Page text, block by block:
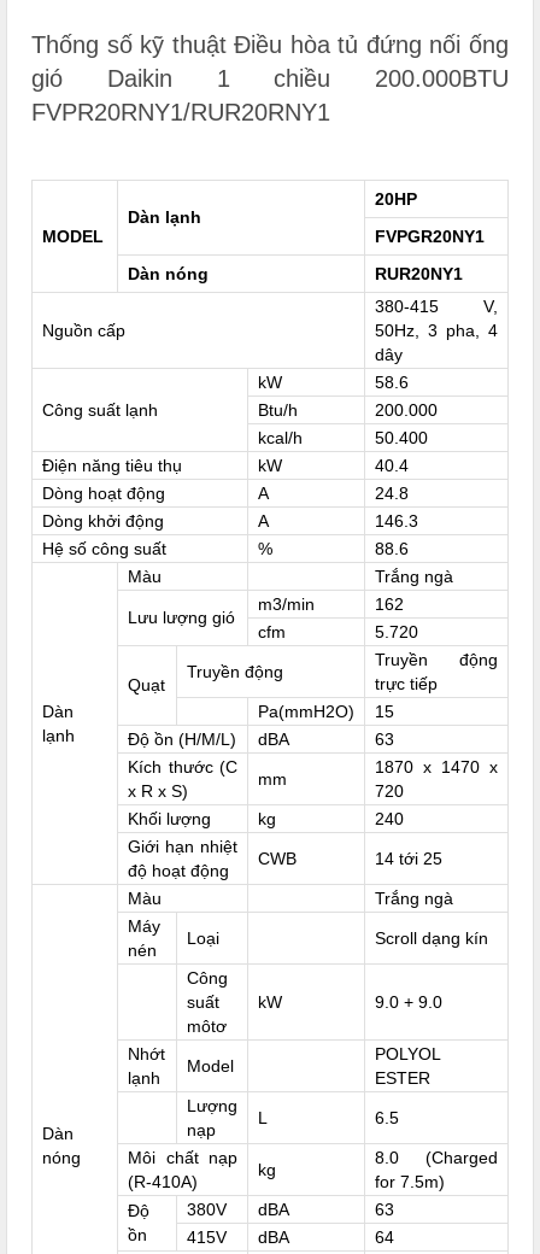
Thống số kỹ thuật Điều hòa tủ đứng nối ống
gió Daikin 1 chiều 200.000BTU
FVPR20RNY1/RUR20RNY1
MODEL
Dàn lạnh
20HP
FVPGR20NY1
Dàn nóng
RUR20NY1
Nguồn cấp
380-415 V,
50Hz, 3 pha, 4
dây
Công suất lạnh
kW
58.6
Btu/h
200.000
kcal/h
50.400
Điện năng tiêu thụ
kW
40.4
Dòng hoạt động
A
24.8
Dòng khởi động
A
146.3
Hệ số công suất
% 88.6
Dàn
lạnh
Màu Trắng ngà
Lưu lượng gió
m3/min
162
cfm
5.720
Quạt
Truyền động
Truyền động
trực tiếp
Pa(mmH2O)
15
Độ ồn (H/M/L)
dBA
63
Kích thước (C
x R x S)
mm
1870 x 1470 x
720
Khối lượng
kg
240
Giới hạn nhiệt
độ hoạt động
CWB 14 tới 25
Dàn
nóng
Màu
Trắng ngà
Máy
nén
Loại Scroll dạng kín
Công
suất
môtơ
kW 9.0 + 9.0
Nhớt
lạnh
Model
POLYOL
ESTER
Lượng
nạp
L 6.5
Môi chất nạp
(R-410A)
kg
8.0 (Charged
for 7.5m)
Độ
ồn
380V dBA
63
415V
dBA
64